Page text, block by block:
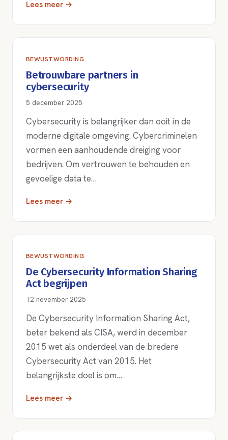
Lees meer →
BEWUSTWORDING
Betrouwbare partners in
cybersecurity
5 december 2025
Cybersecurity is belangrijker dan ooit in de
moderne digitale omgeving. Cybercriminelen
vormen een aanhoudende dreiging voor
bedrijven. Om vertrouwen te behouden en
gevoelige data te…
Lees meer →
BEWUSTWORDING
De Cybersecurity Information Sharing
Act begrijpen
12 november 2025
De Cybersecurity Information Sharing Act,
beter bekend als CISA, werd in december
2015 wet als onderdeel van de bredere
Cybersecurity Act van 2015. Het
belangrijkste doel is om…
Lees meer →